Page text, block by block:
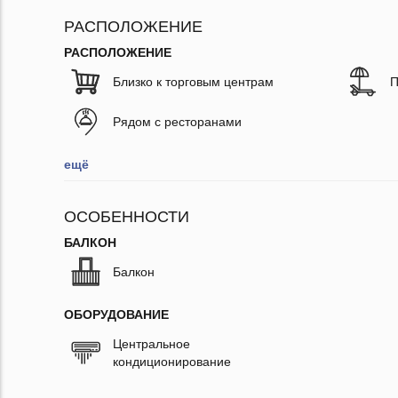
РАСПОЛОЖЕНИЕ
РАСПОЛОЖЕНИЕ
Близко к торговым центрам
Рядом с ресторанами
ещё
ОСОБЕННОСТИ
БАЛКОН
Балкон
ОБОРУДОВАНИЕ
Центральное
кондиционирование